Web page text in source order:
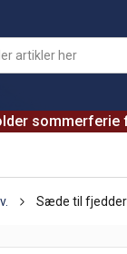
sommerferie
Sæde til fjedder